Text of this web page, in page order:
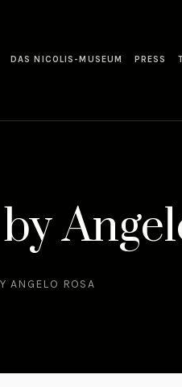
DAS NICOLIS-MUSEUM PRESS
ANGELO ROSA